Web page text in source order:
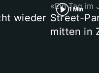
wieder
1 Min
«Ein Tag im
Street-
mitten in